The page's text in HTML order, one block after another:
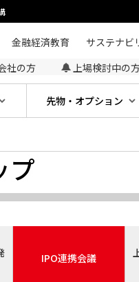
先物・オプション
社の方 上場検討中の
金融経済教育 サステナビ
プ
IPO連携会議